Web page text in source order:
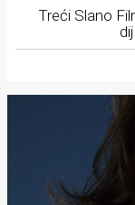
Treći Slano